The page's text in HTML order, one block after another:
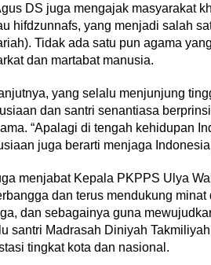
DS juga mengajak masyarakat
hifdzunnafs, yang menjadi salah
Tidak ada satu pun agama
dan martabat manusia.
yang selalu menjunjung
dan santri senantiasa
“Apalagi di tengah kehidupan
juga berarti menjaga
menjabat Kepala PKPPS Ulya
dan terus mendukung
dan sebagainya guna
santri Madrasah Diniyah
tingkat kota dan nasional.